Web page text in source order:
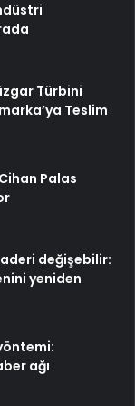
Türbini
Teslim
Palas
değişebilir:
yeniden
ağı